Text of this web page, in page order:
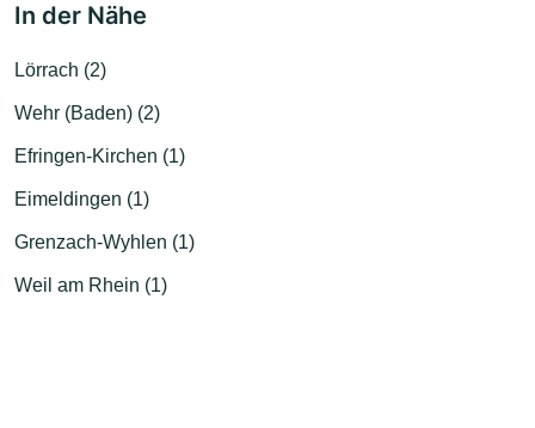
In der Nähe
Lörrach (2)
Wehr (Baden) (2)
Efringen-Kirchen (1)
Eimeldingen (1)
Grenzach-Wyhlen (1)
Weil am Rhein (1)